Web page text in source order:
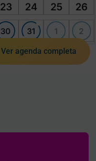
23 24 25 26
30 31 1 2
Ver agenda completa